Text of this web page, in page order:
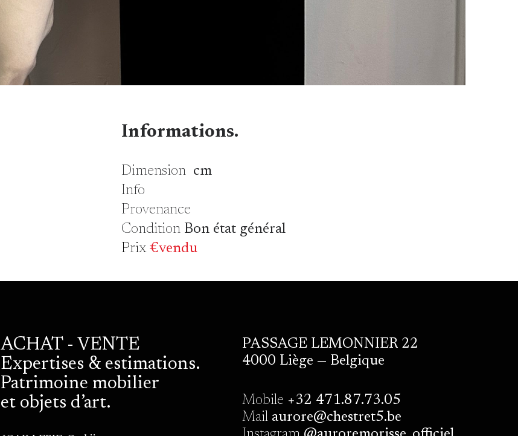
Informations.
Dimensioncm
Info
Provenance
Condition Bon état général
Prix€vendu
ACHAT - VENTE
Expertises & estimations.
Patrimoine mobilier
et objets d’art.
PASSAGE LEMONNIER 22
4000 Liège — Belgique
Mobile +32 471.87.73.05
Mailaurore@chestret5.be